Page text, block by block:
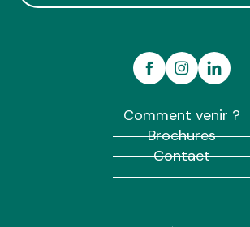
Comment venir ?
Brochures
Contact